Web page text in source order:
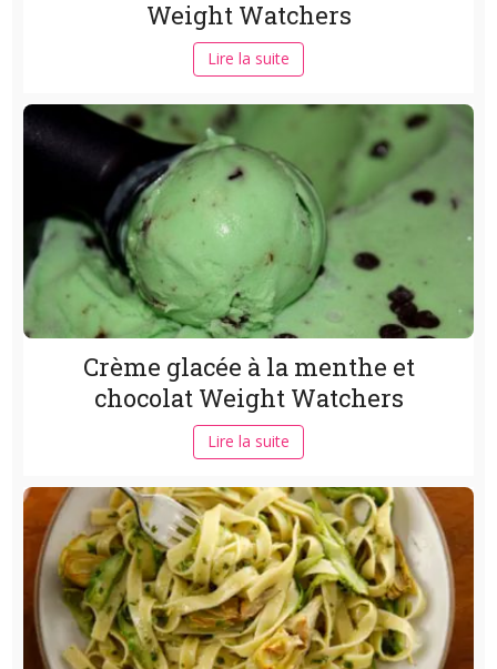
Weight Watchers
Lire la suite
Crème glacée à la menthe et
chocolat Weight Watchers
Lire la suite